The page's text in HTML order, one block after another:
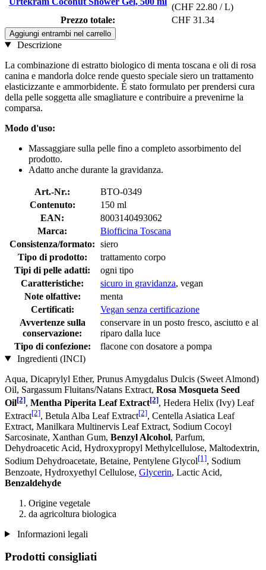
(CHF 22.80 / L)
Prezzo totale:
CHF 31.34
Aggiungi entrambi nel carrello
Descrizione
La combinazione di estratto biologico di menta toscana e oli di rosa
canina e mandorla dolce rende questo speciale siero un trattamento
elasticizzante e ammorbidente. È stato formulato per prendersi cura
della pelle soggetta alle smagliature e contribuire a prevenirne la
comparsa.
Modo d'uso:
Massaggiare sulla pelle fino a completo assorbimento del
prodotto.
Adatto anche durante la gravidanza.
Art.-Nr.:
BTO-0349
Contenuto:
150 ml
EAN:
8003140493062
Marca:
Biofficina Toscana
Consistenza/formato: siero
Tipo di prodotto:
trattamento corpo
Tipi di pelle adatti:
ogni tipo
Caratteristiche:
sicuro in gravidanza, vegan
Note olfattive:
menta
Certificati:
Vegan senza certificazione
Avvertenze sulla
conservazione:
conservare in un posto fresco, asciutto e al
riparo dalla luce
Tipo di confezione:
flacone con dosatore a pompa
Ingredienti (INCI)
Aqua, Dicaprylyl Ether, Prunus Amygdalus Dulcis (Sweet Almond)
Oil, Sargassum Fluitans/Natans Extract, Rosa Mosqueta Seed
Oil[2], Mentha Piperita Leaf Extract[2], Hedera Helix (Ivy) Leaf
Extract[2], Betula Alba Leaf Extract[2], Centella Asiatica Leaf
Extract, Manilkara Multinervis Leaf Extract, Sodium Cocoyl
Sarcosinate, Xanthan Gum, Benzyl Alcohol, Parfum,
Dehydroacetic Acid, Hydroxypropyl Methylcellulose, Maltodextrin,
Sodium Dehydroacetate, Betaine, Pentylene Glycol[1], Sodium
Benzoate, Hydroxyethyl Cellulose, Glycerin, Lactic Acid,
Benzaldehyde
Origine vegetale
da agricoltura biologica
Informazioni legali
Prodotti consigliati